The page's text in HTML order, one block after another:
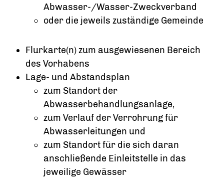
Abwasser-/Wasser-Zweckverband
oder die jeweils zuständige Gemeinde
Flurkarte(n) zum ausgewiesenen Bereich
des Vorhabens
Lage- und Abstandsplan
zum Standort der
Abwasserbehandlungsanlage,
zum Verlauf der Verrohrung für
Abwasserleitungen und
zum Standort für die sich daran
anschließende Einleitstelle in das
jeweilige Gewässer